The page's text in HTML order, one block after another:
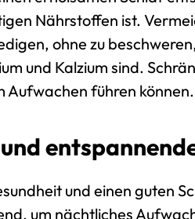
Nährstoffen ist.
ohne zu
und Kalzium sind.
Aufwachen führen können.
und einen guten
um nächtliches